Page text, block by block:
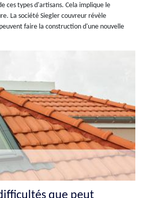
ces types d'artisans. Cela implique le
La société Siegler couvreur révèle
faire la construction d'une nouvelle
que peut